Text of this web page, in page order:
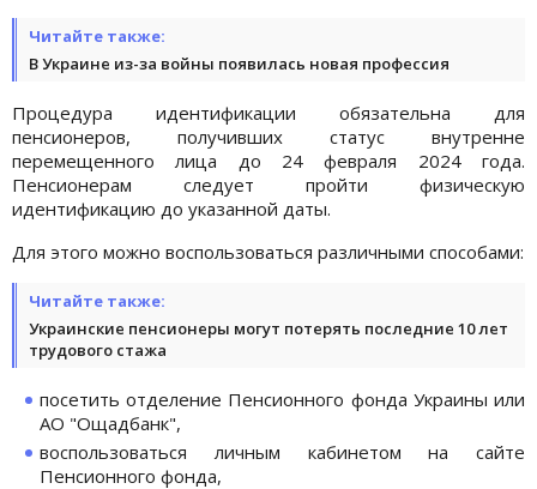
Читайте также:
В Украине из-за войны появилась новая профессия
Процедура идентификации обязательна для
пенсионеров, получивших статус внутренне
перемещенного лица до 24 февраля 2024 года.
Пенсионерам следует пройти физическую
идентификацию до указанной даты.
Для этого можно воспользоваться различными способами:
Читайте также:
Украинские пенсионеры могут потерять последние 10 лет
трудового стажа
посетить отделение Пенсионного фонда Украины или
АО "Ощадбанк",
воспользоваться личным кабинетом на сайте
Пенсионного фонда,